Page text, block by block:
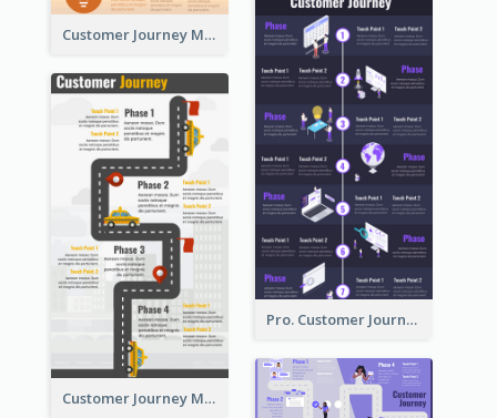
Customer Journey Map for Infographic
Pro. Customer Journey Map Template
Customer Journey Map Template with Paths